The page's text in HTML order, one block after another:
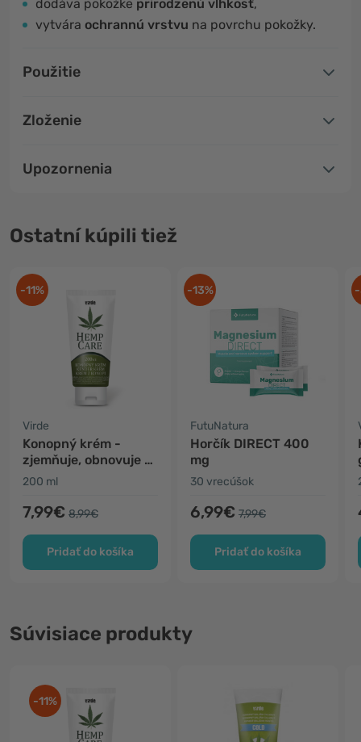
dodáva pokožke prirodzenú vlhkosť,
vytvára ochrannú vrstvu na povrchu pokožky.
Použitie
Zloženie
Upozornenia
Ostatní kúpili tiež
-11%
Virde
Konopný krém -
zjemňuje, obnovuje a
vyživuje
200 ml
7,99€ 8,99€
Pridať do košíka
-13%
FutuNatura
Horčík DIRECT 400
mg
30 vrecúšok
6,99€ 7,99€
Pridať do košíka
Súvisiace produkty
-11%